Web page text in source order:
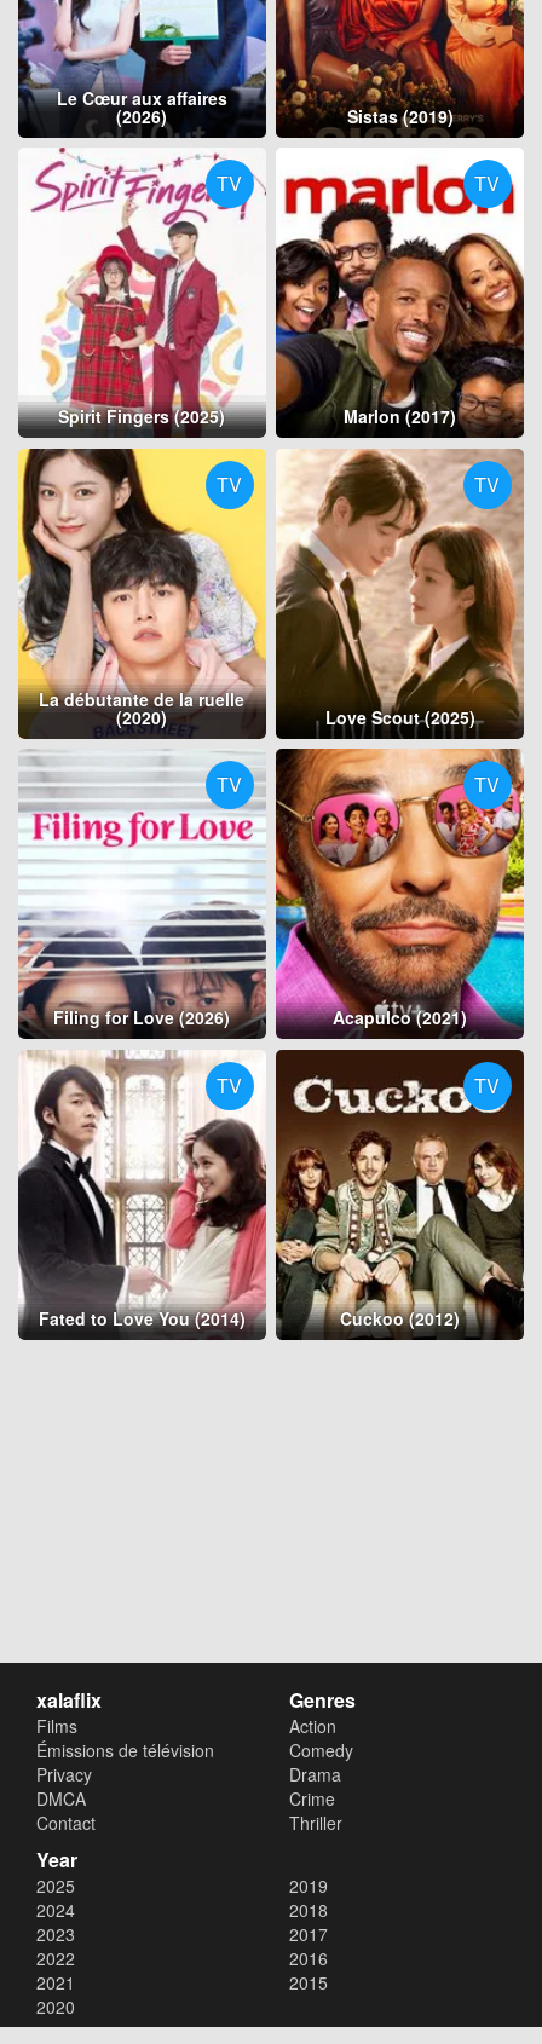
Le Cœur aux affaires
(2026) Sistas (2019)
TV
Spirit Fingers (2025)
TV
Marlon (2017)
TV
La débutante de la ruelle
(2020)
TV
Love Scout (2025)
TV
Filing for Love (2026)
TV
Acapulco (2021)
TV
Fated to Love You (2014)
TV
Cuckoo (2012)
xalaflix
Films
Émissions de télévision
Privacy
DMCA
Contact
Genres
Action
Comedy
Drama
Crime
Thriller
Year
2025
2024
2023
2022
2021
2020
2019
2018
2017
2016
2015